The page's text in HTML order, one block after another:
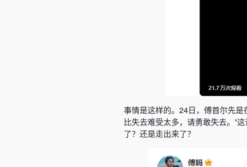
事情是这样的。24日，傅首尔先
比失去难受太多，请勇敢失去。”
了？还是走出来了？